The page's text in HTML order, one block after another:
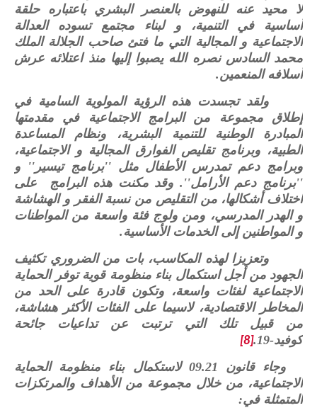
لا محيد عنه للنهوض بالعنصر البشري باعتباره حلقة
أساسية في التنمية، و لبناء مجتمع تسوده العدالة
الاجتماعية و المجالية التي ما فتئ صاحب الجلالة الملك
محمد السادس نصره الله يصبوا إليها منذ اعتلائه عرش
أسلافه المنعمين.
ولقد تجسدت هذه الرؤية المولوية السامية في
إطلاق مجموعة من البرامج الاجتماعية في مقدمتها
المبادرة الوطنية للتنمية البشرية، ونظام المساعدة
الطبية، وبرنامج تقليص الفوارق المجالية و الاجتماعية،
وبرامج دعم تمدرس الأطفال مثل ''برنامج تيسير'' و
''برنامج دعم الأرامل''. وقد مكنت هذه البرامج على
اختلاف أشكالها، من التقليص من نسبة الفقر و الهشاشة
و الهدر المدرسي، ومن ولوج فئة واسعة من المواطنات
و المواطنين إلى الخدمات الأساسية.
وتعزيزا لهذه المكاسب، بات من الضروري تكثيف
الجهود من أجل استكمال بناء منظومة قوية توفر الحماية
الاجتماعية لفئات واسعة، وتكون قادرة على الحد من
المخاطر الاقتصادية، لاسيما على الفئات الأكثر هشاشة،
من قبيل تلك التي ترتبت عن تداعيات جائحة
كوفيد-19.
[8]
وجاء قانون 09.21 لاستكمال بناء منظومة الحماية
الاجتماعية، من خلال مجموعة من الأهداف والمرتكزات
المتمثلة في: